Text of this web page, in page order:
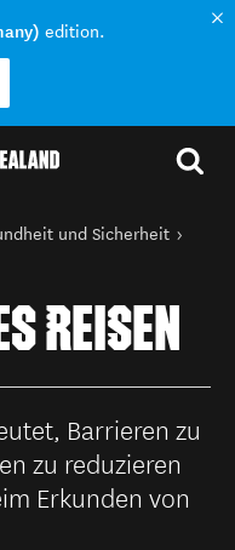
edition.
und Sicherheit
REISEN
Barrieren zu
zu reduzieren
Erkunden von